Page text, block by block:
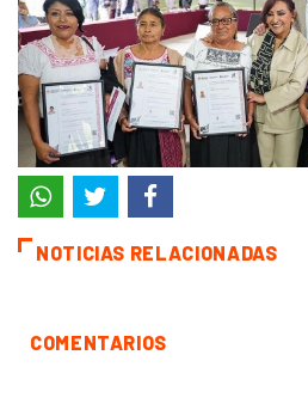
NOTICIAS RELACIONADAS
COMENTARIOS